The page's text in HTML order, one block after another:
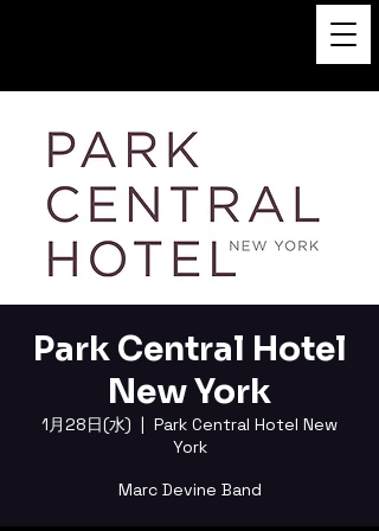
Park Central Hotel
New York
1月28日(水)
  |
Park Central Hotel New
York
Marc Devine Band